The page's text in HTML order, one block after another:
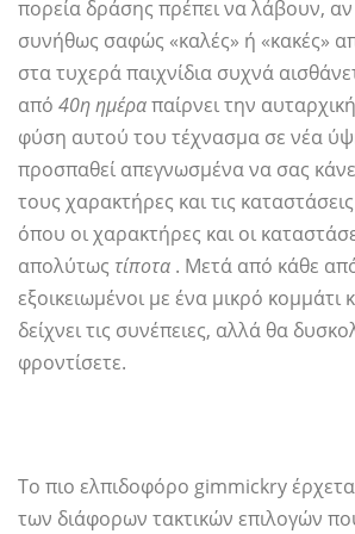
πορεία δράσης πρέπει να λάβουν, αν
συνήθως σαφώς «καλές» ή «κακές»
στα τυχερά παιχνίδια συχνά
από 40η ημέραπαίρνει την
φύση αυτού του τέχνασμα σε νέα
προσπαθεί απεγνωσμένα να σας
τους χαρακτήρες και τις
όπου οι χαρακτήρες και οι
απολύτως τίποτα . Μετά από κάθε
εξοικειωμένοι με ένα μικρό κομμάτι
δείχνει τις συνέπειες, αλλά θα
φροντίσετε.
Το πιο ελπιδοφόρο gimmickry
των διάφορων τακτικών επιλογών